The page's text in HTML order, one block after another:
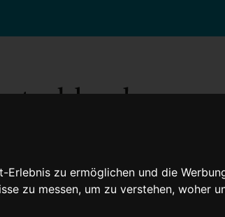
zu ermöglichen und die
zu messen, um zu verstehen, woher